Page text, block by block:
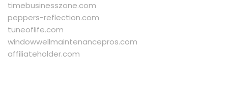
timebusinesszone.com
peppers-reflection.com
tuneoflife.com
windowwellmaintenancepros.com
affiliateholder.com